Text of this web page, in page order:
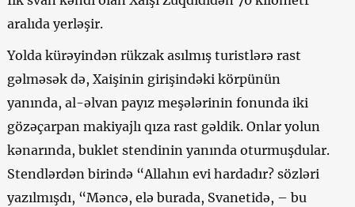
aralıda yerləşir.
Yolda kürəyindən rükzak asılmış turistlərə rast
gəlməsək də, Xaişinin girişindəki körpünün
yanında, al-əlvan payız meşələrinin fonunda iki
gözəçarpan makiyajlı qıza rast gəldik. Onlar yolun
kənarında, buklet stendinin yanında oturmuşdular.
Stendlərdən birində “Allahın evi hardadır? sözləri
yazılmışdı, “Məncə, elə burada, Svanetidə, – bu